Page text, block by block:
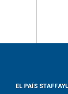
EL PAÍS STAFF